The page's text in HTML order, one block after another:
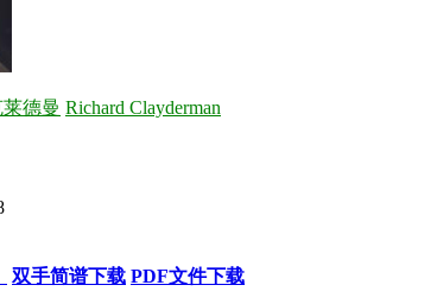
德曼 Richard Clayderman
双手简谱下载 PDF文件下载